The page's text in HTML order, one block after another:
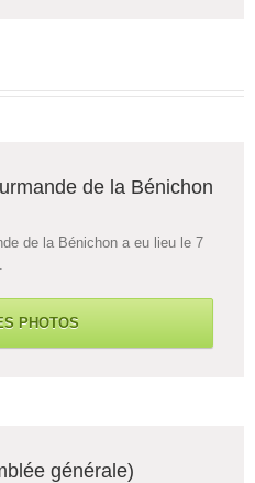
de la Bénichon
de la Bénichon a eu lieu le 7
PHOTOS
générale)